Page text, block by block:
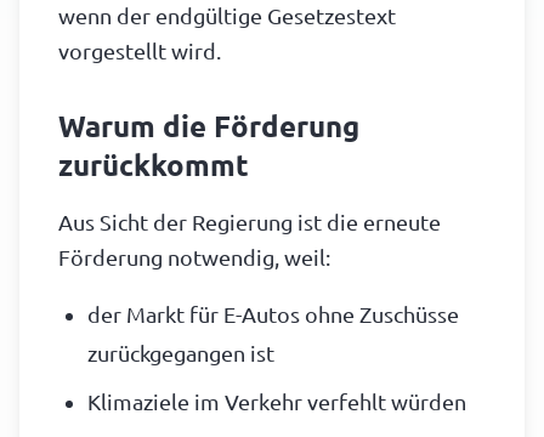
wenn der endgültige Gesetzestext
vorgestellt wird.
Warum die Förderung
zurückkommt
Aus Sicht der Regierung ist die erneute
Förderung notwendig, weil:
der Markt für E-Autos ohne Zuschüsse
zurückgegangen ist
Klimaziele im Verkehr verfehlt würden